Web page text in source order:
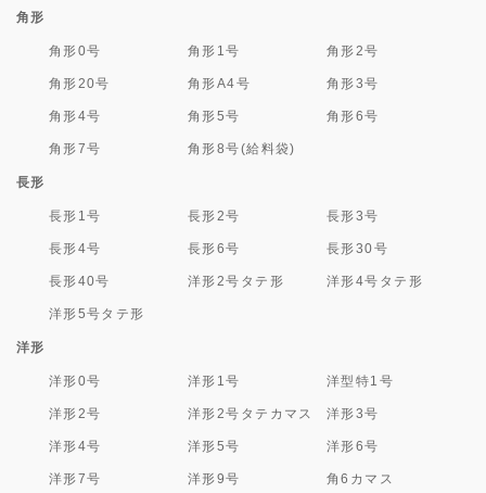
角形
角形0号 角形1号 角形2号
角形20号 角形A4号 角形3号
角形4号 角形5号 角形6号
角形7号 角形8号(給料袋)
長形
長形1号 長形2号 長形3号
長形4号 長形6号 長形30号
長形40号 洋形2号タテ形 洋形4号タテ形
洋形5号タテ形
洋形
洋形0号 洋形1号 洋型特1号
洋形2号 洋形2号タテカマス 洋形3号
洋形4号 洋形5号 洋形6号
洋形7号 洋形9号 角6カマス